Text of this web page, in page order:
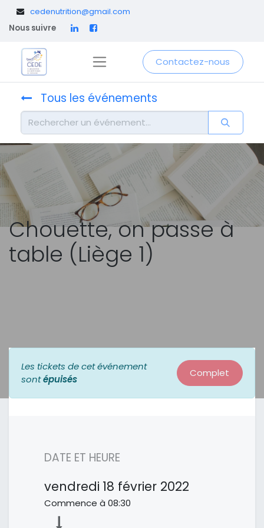
cedenutrition@gmail.com
Nous suivre
Contactez-nous
Tous les événements
Chouette, on passe à
table (Liège 1)
Les tickets de cet événement
sontépuisés
Complet
DATE ET HEURE
vendredi 18 février 2022
Commence à 08:30